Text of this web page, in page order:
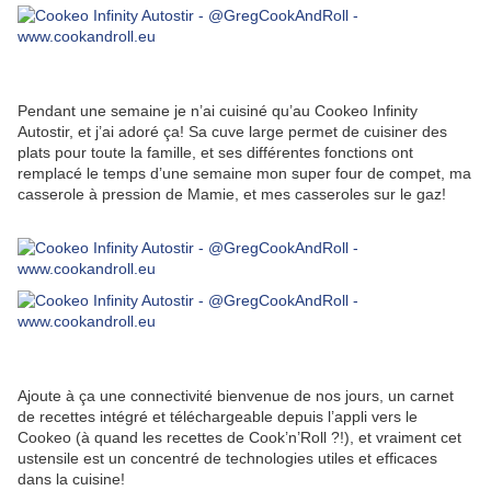
Pendant une semaine je n’ai cuisiné qu’au Cookeo Infinity
Autostir, et j’ai adoré ça! Sa cuve large permet de cuisiner des
plats pour toute la famille, et ses différentes fonctions ont
remplacé le temps d’une semaine mon super four de compet, ma
casserole à pression de Mamie, et mes casseroles sur le gaz!
Ajoute à ça une connectivité bienvenue de nos jours, un carnet
de recettes intégré et téléchargeable depuis l’appli vers le
Cookeo (à quand les recettes de Cook’n’Roll ?!), et vraiment cet
ustensile est un concentré de technologies utiles et efficaces
dans la cuisine!